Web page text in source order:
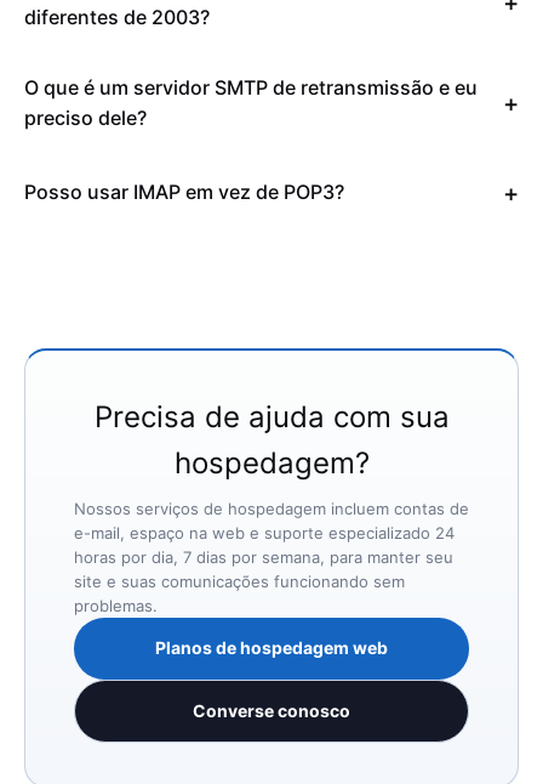
diferentes de 2003?
O que é um servidor SMTP de retransmissão e eu
preciso dele?
Posso usar IMAP em vez de POP3?
Precisa de ajuda com sua
hospedagem?
Nossos serviços de hospedagem incluem contas de
e-mail, espaço na web e suporte especializado 24
horas por dia, 7 dias por semana, para manter seu
site e suas comunicações funcionando sem
problemas.
Planos de hospedagem web
Converse conosco